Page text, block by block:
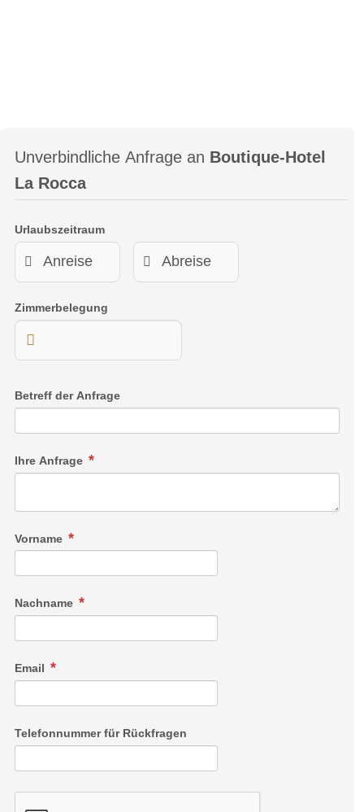
Unverbindliche Anfrage an Boutique-Hotel
La Rocca
Urlaubszeitraum
Zimmerbelegung
Betreff der Anfrage
Ihre Anfrage
Vorname
Nachname
Email
Telefonnummer für Rückfragen